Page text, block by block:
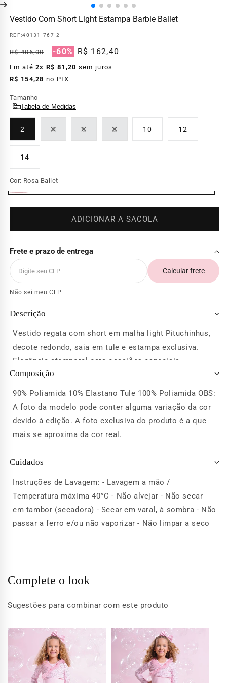
Vestido Com Short Light Estampa Barbie Ballet
REF:40131-767-2
Preço
normal
R$ 406,00
Preço
promocional
-60% R$ 162,40
Em até2x R$ 81,20 sem juros
R$ 154,28 no PIX
Tamanho
Tabela de Medidas
2
4
esgotada
6
esgotada
8
esgotada
10 12
14
Cor: Rosa Ballet
ADICIONAR A SACOLA
Frete e prazo de entrega
Calcular frete
Não sei meu CEP
Descrição
Vestido regata com short em malha light Pituchinhus,
decote redondo, saia em tule e estampa exclusiva.
Elegância atemporal para ocasiões especiais.
Composição
90% Poliamida 10% Elastano Tule 100% Poliamida OBS:
A foto da modelo pode conter alguma variação da cor
devido à edição. A foto exclusiva do produto é a que
mais se aproxima da cor real.
Cuidados
Instruções de Lavagem: - Lavagem a mão /
Temperatura máxima 40°C - Não alvejar - Não secar
em tambor (secadora) - Secar em varal, à sombra - Não
passar a ferro e/ou não vaporizar - Não limpar a seco
Complete o look
Sugestões para combinar com este produto